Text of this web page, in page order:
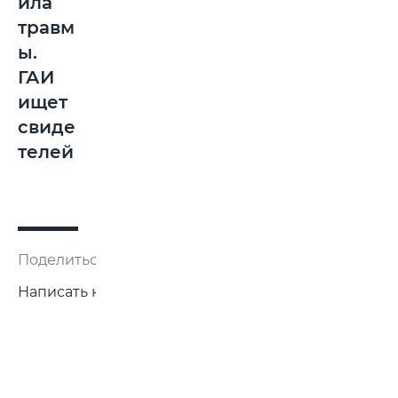
травм
ы.
ГАИ
ищет
свиде
телей
Поделиться:
Написать нам